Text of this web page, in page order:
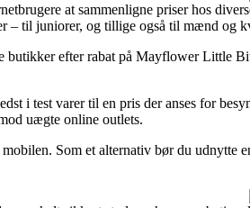
at sammenligne priser hos
– til juniorer, og tillige også til mænd
efter rabat på Mayflower Little
i test varer til en pris der anses for
uægte online outlets.
Som et alternativ bør du